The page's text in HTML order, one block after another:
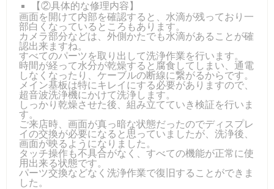
【②具体的な修理内容】
画面を開けて内部を確認すると、水滴が残っており一
部白くなっているところもあります。
カメラ部分などは、外側かたでも水滴があることが確
認出来ますね。
すべてのパーツを取り出して洗浄作業を行います。
時間が経って水分が乾燥すると腐食してしまい、通電
しなくなったり、ケーブルの断線に繋がるからです。
メイン基板は特にキレイにする必要がありますので、
超音波洗浄機にかけて洗浄します。
しっかり乾燥させた後、組み立てていき検証を行いま
す。
ご来店時、画面が真っ暗な状態だったのでディスプレ
イの交換が必要になると思っていましたが、洗浄後、
画面が映るようになりました。
タッチ操作も不具合がなく、すべての機能が正常に使
用出来る状態です。
パーツ交換などなく洗浄作業で復旧することができま
した。